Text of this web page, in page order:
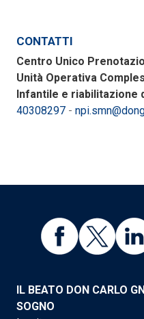
CONTATTI
Centro Unico
Unità Operativa
Infantile e riabilitazione
40308297 -
IL BEATO DON CARLO
SOGNO